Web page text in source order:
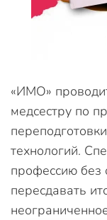
«ИМО»
медсестру по
технологий.
профессию без
пересдавать